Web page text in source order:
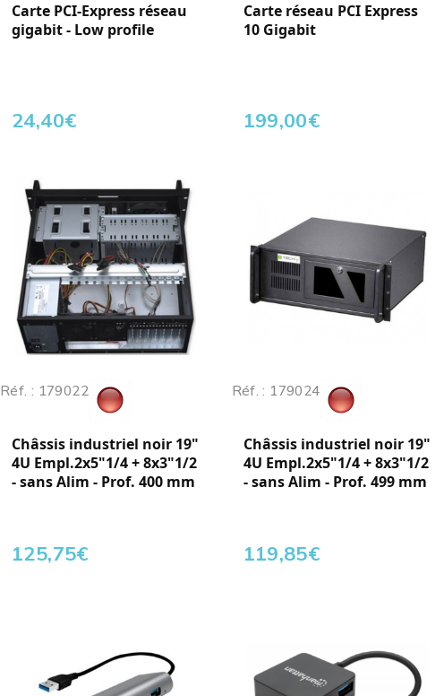
Carte PCI-Express réseau
gigabit - Low profile
24,40€
Carte réseau PCI Express
10 Gigabit
199,00€
Réf. : 179022
Châssis industriel noir 19"
4U Empl.2x5"1/4 + 8x3"1/2
- sans Alim - Prof. 400 mm
125,75€
Réf. : 179024
Châssis industriel noir 19"
4U Empl.2x5"1/4 + 8x3"1/2
- sans Alim - Prof. 499 mm
119,85€